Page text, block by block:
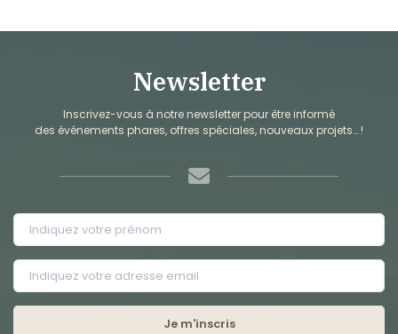
Newsletter
Inscrivez-vous à notre newsletter pour être informé
des événements phares, offres spéciales, nouveaux projets… !
Je m'inscris